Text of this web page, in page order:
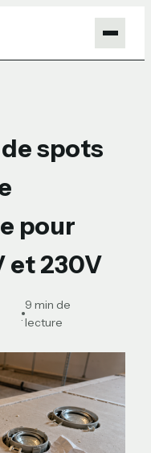
spots
pour
et 230V
·
9 min de
lecture